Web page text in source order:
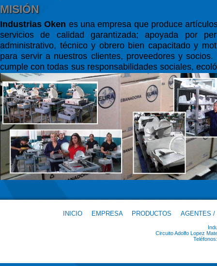
MISIÓN
Industrias Oken es una empresa que produce
servicios de calidad garantizada; apoyada por
administrativo, técnico y obrero bien capacitado y
para servir a nuestros clientes, proveedores y socios.
cumple con todas sus responsabilidades sociales,
y fiscales a la vez que fomenta el desarrollo
común de todas las personas que colaboran con la
VISIÓN
Nuestra Empresa Familiar
perdurara a través
generaciones manteniéndose como una fuente de
atractiva y digna, mientras crece en su oferta de
servicios que contribuyan a satisfacer las
cada vez más clientes, colaboradores y socios.
INICIO EMPRESA PRODUCTOS AGENTES /
Circuito Adolfo Lopez